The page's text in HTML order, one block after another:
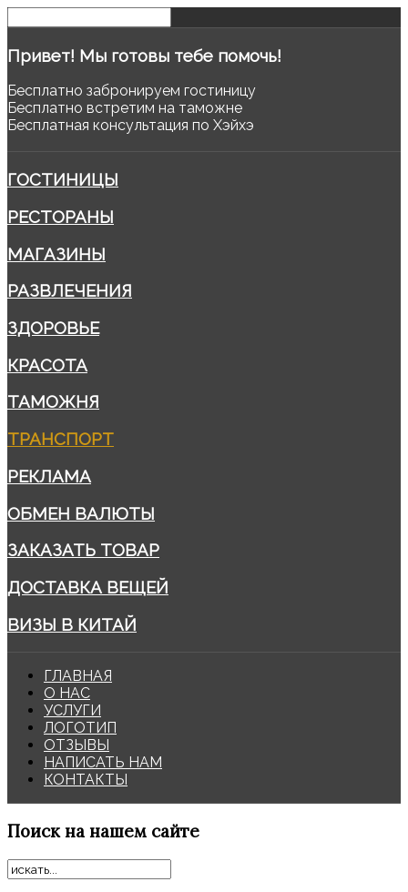
Привет! Мы готовы тебе помочь!
Бесплатно забронируем гостиницу
Бесплатно встретим на таможне
Бесплатная консультация по Хэйхэ
ГОСТИНИЦЫ
РЕСТОРАНЫ
МАГАЗИНЫ
РАЗВЛЕЧЕНИЯ
ЗДОРОВЬЕ
КРАСОТА
ТАМОЖНЯ
ТРАНСПОРТ
РЕКЛАМА
ОБМЕН ВАЛЮТЫ
ЗАКАЗАТЬ ТОВАР
ДОСТАВКА ВЕЩЕЙ
ВИЗЫ В КИТАЙ
ГЛАВНАЯ
О НАС
УСЛУГИ
ЛОГОТИП
ОТЗЫВЫ
НАПИСАТЬ НАМ
КОНТАКТЫ
Поискна нашем сайте